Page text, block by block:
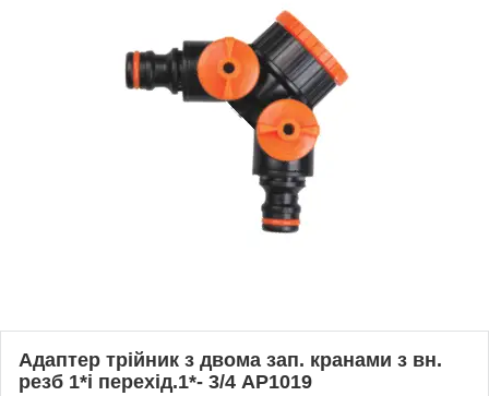
Адаптер трійник з двома зап. кранами з вн.
резб 1*і перехід.1*- 3/4 АР1019